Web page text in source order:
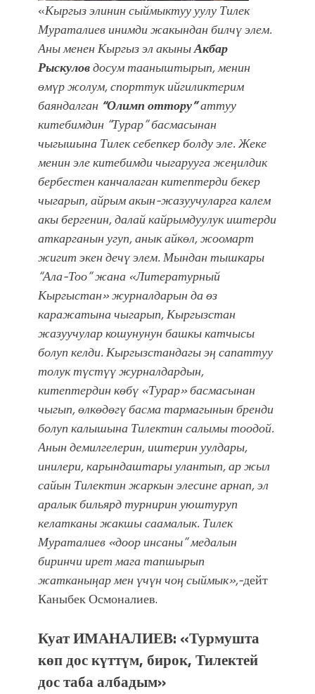
«Кыргыз элинин сыймыктуу уулу Тилек
Мураталиев инимди жакындан билчү элем.
Аны менен Кыргыз эл акыныАкбар
Рыскуловдосум тааныштырып, менин
өмүр жолум, спорттук ийгиликтерим
баяндалган “Олимп оттору”аттуу
китебимдин “Турар” басмасынан
чыгышына Тилек себепкер болду эле. Жеке
менин эле китебимди чыгарууга жеңилдик
бербестен канчалаган китептерди бекер
чыгарып, айрым акын-жазуучуларга калем
акы бергенин, далай кайрымдуулук иштерди
аткарганын угуп, анык айкөл, жоомарт
жигит экен дечү элем. Мындан тышкары
“Ала-Тоо” жана «Литературный
Кыргыстан» журналдарын да өз
каражатына чыгарып, Кыргызстан
жазуучулар кошунунун башкы катчысы
болуп келди. Кыргызстандагы эң сапаттуу
толук түстүү журналдардын,
китептердин көбү «Турар» басмасынан
чыгып, өлкөдөгү басма тармагынын бренди
болуп калышына Тилектин салымы тоодой.
Анын демилгелерин, иштерин уулдары,
инилери, карындаштары улантып, ар жыл
сайын Тилектин жаркын элесине арнап, эл
аралык бильярд турнирин уюштуруп
келатканы жакшы саамалык. Тилек
Мураталиев «доор инсаны” медалын
биринчи ирет мага тапшырып
жатканыңар мен үчүн чоң сыймык»,-дейт
Каныбек Осмоналиев.
Куат ИМАНАЛИЕВ: «Турмушта
көп дос күттүм, бирок, Тилектей
дос таба албадым»